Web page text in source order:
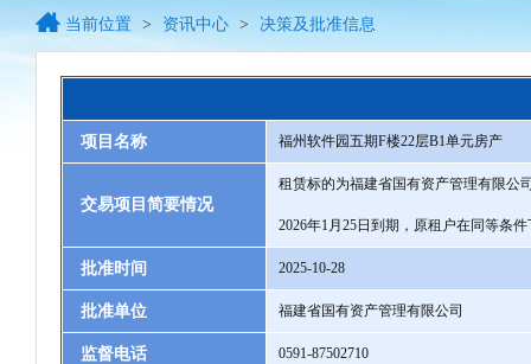
当前位置 > 资讯中心 > 决策及批准信息
项目名称 福州软件园五期F楼22层B1单元房产
交易项目简要情况
租赁标的为福建省国有资产管理有限公
2026年1月25日到期，原租户在同等条
批准时间 2025-10-28
批准单位 福建省国有资产管理有限公司
监督电话 0591-87502710